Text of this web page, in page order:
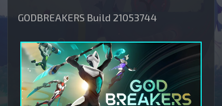
GODBREAKERS Build 21053744